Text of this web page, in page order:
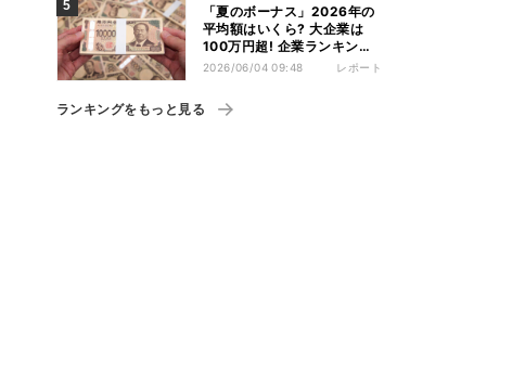
「夏のボーナス」2026年の
平均額はいくら? 大企業は
100万円超! 企業ランキン
グ、公務員の支給額見通しを
2026/06/04 09:48 レポート
ランキングをもっと見る